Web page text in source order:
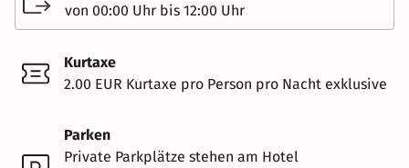
von 00:00 Uhr bis 12:00 Uhr
Kurtaxe
2.00 EUR Kurtaxe pro Person pro Nacht exklusive
Parken
Private Parkplätze stehen am Hotel